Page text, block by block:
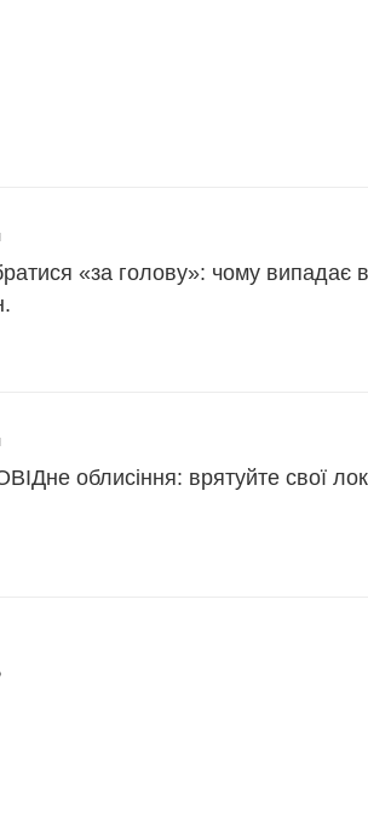
«за голову»: чому випадає
облисіння: врятуйте свої